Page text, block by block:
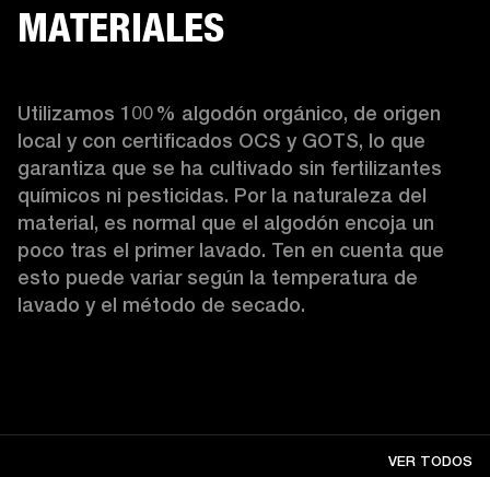
MATERIALES
Utilizamos 100 % algodón orgánico, de origen
local y con certificados OCS y GOTS, lo que
garantiza que se ha cultivado sin fertilizantes
químicos ni pesticidas. Por la naturaleza del
material, es normal que el algodón encoja un
poco tras el primer lavado. Ten en cuenta que
esto puede variar según la temperatura de
lavado y el método de secado.
VER TODOS